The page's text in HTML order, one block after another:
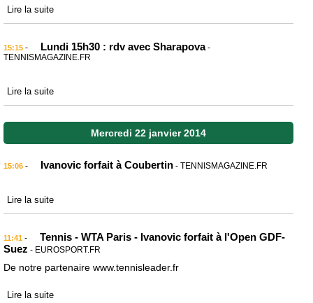
Lire la suite
15:15 - Lundi 15h30 : rdv avec Sharapova -
TENNISMAGAZINE.FR
Lire la suite
Mercredi 22 janvier 2014
15:06 - Ivanovic forfait à Coubertin - TENNISMAGAZINE.FR
Lire la suite
11:41 -
Tennis - WTA Paris - Ivanovic forfait à l'Open GDF-
Suez - EUROSPORT.FR
De notre partenaire www.tennisleader.fr
Lire la suite